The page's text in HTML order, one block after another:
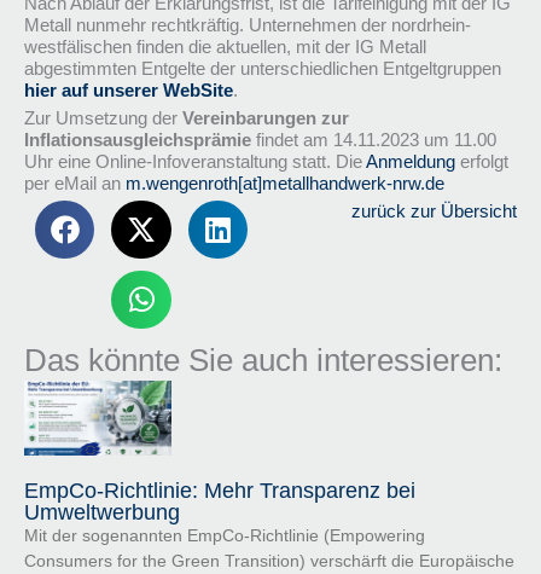
Metall nunmehr rechtkräftig. Unternehmen der nordrhein-
westfälischen finden die aktuellen, mit der IG Metall
abgestimmten Entgelte der unterschiedlichen Entgeltgruppen
hier auf unserer WebSite.
Zur Umsetzung der Vereinbarungen zur
Inflationsausgleichsprämie findet am 14.11.2023 um 11.00
Uhr eine Online-Infoveranstaltung statt. DieAnmeldung erfolgt
per eMail an m.wengenroth[at]metallhandwerk-nrw.de
zurück zur Übersicht
Das könnte Sie auch interessieren:
EmpCo-Richtlinie: Mehr Transparenz bei
Umweltwerbung
Mit der sogenannten EmpCo-Richtlinie (Empowering
Consumers for the Green Transition) verschärft die Europäische